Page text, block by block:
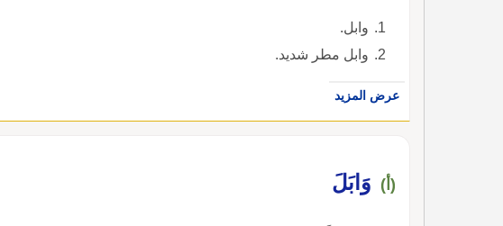
وابل.
وابل مطر شديد.
عرض المزيد
(أ) وَابَلَ